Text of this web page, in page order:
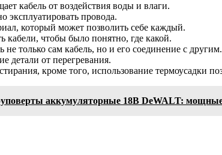
кабель от воздействия воды и влаги.
эксплуатировать провода.
который может позволить себе каждый.
кабели, чтобы было понятно, где какой.
только сам кабель, но и его соединение с другим.
детали от перегревания.
кроме того, использование термоусадки
аккумуляторные 18В DeWALT: